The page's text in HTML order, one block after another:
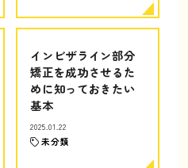
インビザライン部分
矯正を成功させるた
めに知っておきたい
基本
2025.01.22
未分類